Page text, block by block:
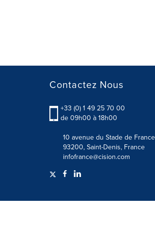
Contactez Nous
+33 (0) 1 49 25 70 00
de 09h00 à 18h00
10 avenue du Stade de
93200, Saint-Denis, France
infofrance@cision.com